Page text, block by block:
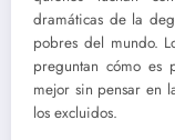
dramáticas de la
pobres del mundo.
preguntan cómo es
mejor sin pensar en
los excluidos.